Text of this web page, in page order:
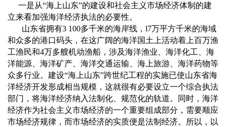
一是从“海上山东”的建设和社会主义市场经济体制的建
立来看加强海洋经济执法的必要性。
山东省拥有3 100多千米的海岸线， l7万平方千米的海域
和众多的港口码头，在这广阔的海洋国土上活动着上百万渔
工渔民和4万多艘机动渔船，涉及海洋渔业、海洋化工、海
洋能源、海洋矿产、海洋交通运输、海上旅游、海洋药物等
众多行业。建设“海上山东”跨世纪工程的实施已使山东省海
洋经济开发形成相当规模，这就很有必要设立一个综合执法
部门，将海洋经济纳入法制化、规范化的轨道。同时，海洋
经济作为社会主义市场经济的一个重要组成部分，需要顺应
市场经济规律，而市场经济的实质便是法制经济。所以，以